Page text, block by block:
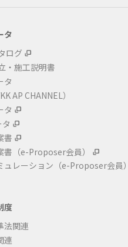
タ
ログ
・施工説明書
タ
AP CHANNEL）
タ
書
書 （e-Proposer会員）
ュレーション （e-Proposer会員）
度
法関連
連